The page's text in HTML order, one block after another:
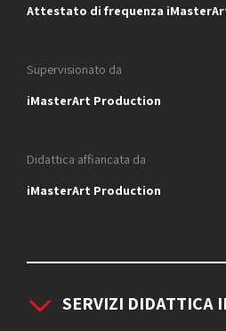
Attestato di frequenza
Supervisionato da
iMasterArt Production
Didattica affiancata da
iMasterArt Production
SERVIZI DIDATTICA